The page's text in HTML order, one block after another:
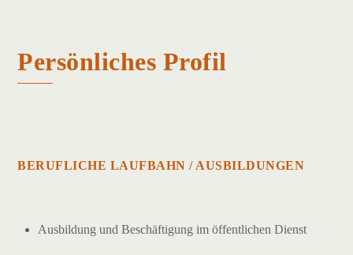
Persönliches Profil
BERUFLICHE LAUFBAHN / AUSBILDUNGEN
Ausbildung und Beschäftigung im öffentlichen Dienst